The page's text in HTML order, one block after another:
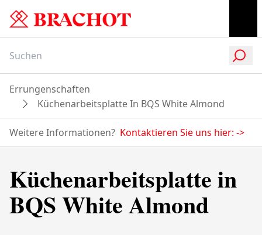
Errungenschaften
Küchenarbeitsplatte In BQS White Almond
Weitere Informationen? Kontaktieren Sie uns hier: ->
Küchenarbeitsplatte in
BQS White Almond